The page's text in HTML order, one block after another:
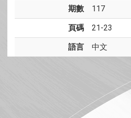
期數 117
頁碼 21-23
語言 中文